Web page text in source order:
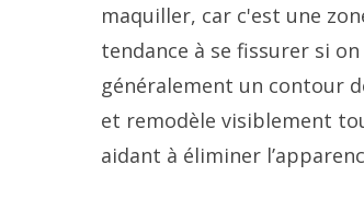
maquiller, car c'est une
tendance à se fissurer si
généralement un contour
et remodèle visiblement
aidant à éliminer